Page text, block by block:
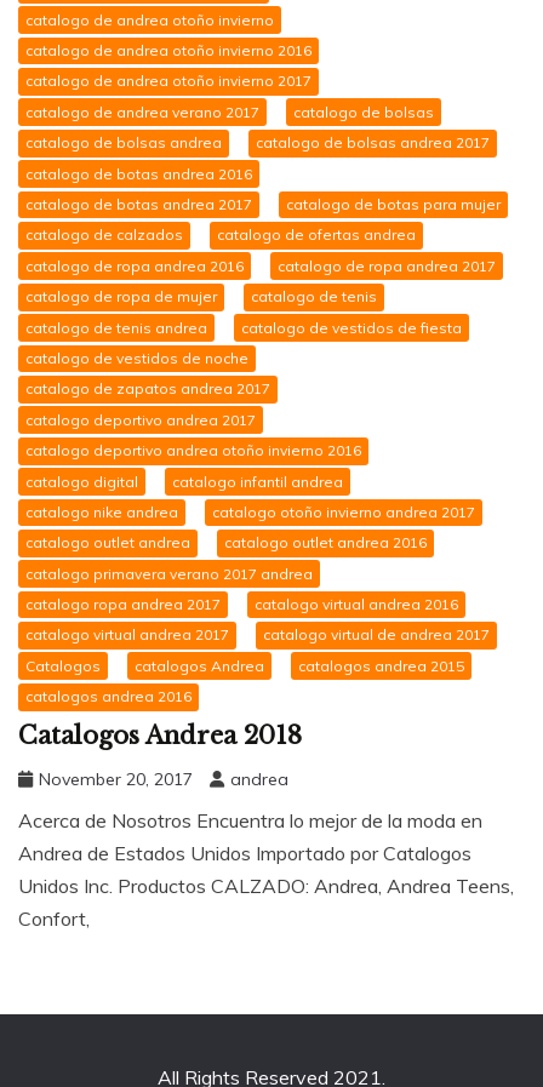
catalogo de andrea otoño invierno
catalogo de andrea otoño invierno 2016
catalogo de andrea otoño invierno 2017
catalogo de andrea verano 2017
catalogo de bolsas
catalogo de bolsas andrea
catalogo de bolsas andrea 2017
catalogo de botas andrea 2016
catalogo de botas andrea 2017
catalogo de botas para mujer
catalogo de calzados
catalogo de ofertas andrea
catalogo de ropa andrea 2016
catalogo de ropa andrea 2017
catalogo de ropa de mujer
catalogo de tenis
catalogo de tenis andrea
catalogo de vestidos de fiesta
catalogo de vestidos de noche
catalogo de zapatos andrea 2017
catalogo deportivo andrea 2017
catalogo deportivo andrea otoño invierno 2016
catalogo digital
catalogo infantil andrea
catalogo nike andrea
catalogo otoño invierno andrea 2017
catalogo outlet andrea
catalogo outlet andrea 2016
catalogo primavera verano 2017 andrea
catalogo ropa andrea 2017
catalogo virtual andrea 2016
catalogo virtual andrea 2017
catalogo virtual de andrea 2017
Catalogos
catalogos Andrea
catalogos andrea 2015
catalogos andrea 2016
Catalogos Andrea 2018
November 20, 2017 andrea
Acerca de Nosotros Encuentra lo mejor de la moda en
Andrea de Estados Unidos Importado por Catalogos
Unidos Inc. Productos CALZADO: Andrea, Andrea Teens,
Confort,
All Rights Reserved 2021.